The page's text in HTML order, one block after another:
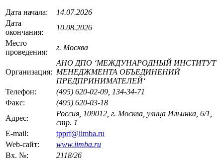
Дата начала:
14.07.2026
Дата
окончания:
10.08.2026
Место
проведения:
г. Москва
Организация:
АНО ДПО ‘МЕЖДУНАРОДНЫЙ ИНСТИТУТ
МЕНЕДЖМЕНТА ОБЪЕДИНЕНИЙ
ПРЕДПРИНИМАТЕЛЕЙ‘
Телефон:
(495) 620-02-09, 134-34-71
Факс:
(495) 620-03-18
Адрес:
Россия, 109012, г. Москва, улица Ильинка, 6/1,
стр. 1
E-mail:
tpprf@iimba.ru
Web-сайт:
www.iimba.ru
Вх. №:
2118/26